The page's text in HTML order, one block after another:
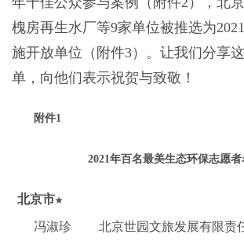
槐房再生水厂等9家单位被推选为
施开放单位（附件3）。让我们分享
单，向他们表示祝贺与致敬
附件1
2021年百名最美生态环保志愿者
北京市★
冯淑珍
北京世园文旅发展有限责